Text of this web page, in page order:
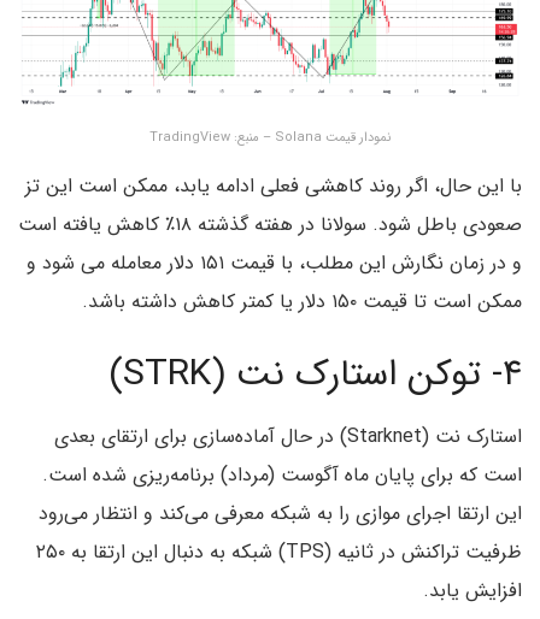
نمودار قیمت Solana – منبع: TradingView
با این حال، اگر روند کاهشی فعلی ادامه یابد، ممکن است این تز
صعودی باطل شود. سولانا در هفته گذشته ۱۸٪ کاهش یافته است
و در زمان نگارش این مطلب، با قیمت ۱۵۱ دلار معامله می شود و
ممکن است تا قیمت ۱۵۰ دلار یا کمتر کاهش داشته باشد.
۴- توکن استارک نت (STRK)
استارک نت (Starknet) در حال آماده‌سازی برای ارتقای بعدی
است که برای پایان ماه آگوست (مرداد) برنامه‌ریزی شده است.
این ارتقا اجرای موازی را به شبکه معرفی می‌کند و انتظار می‌رود
ظرفیت تراکنش در ثانیه (TPS) شبکه به دنبال این ارتقا به ۲۵۰
افزایش یابد.